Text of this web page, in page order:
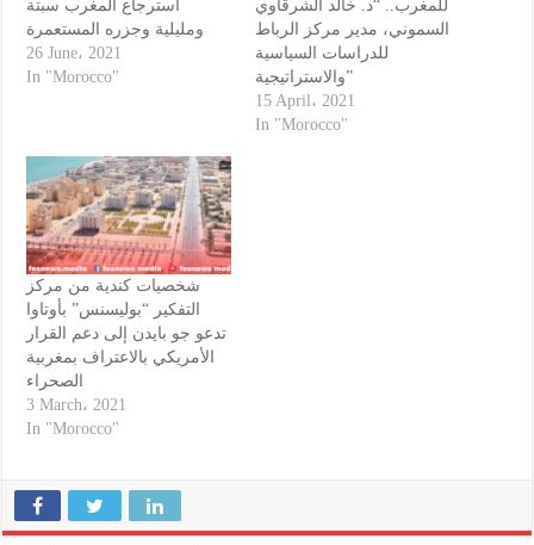
استرجاع المغرب سبتة
ومليلية وجزره المستعمرة
26 June، 2021
In "Morocco"
للمغرب.. “د. خالد الشرقاوي
السموني، مدير مركز الرباط
للدراسات السياسية
والاستراتيجية”
15 April، 2021
In "Morocco"
شخصيات كندية من مركز
التفكير “بوليسنس” بأوتاوا
تدعو جو بايدن إلى دعم القرار
الأمريكي بالاعتراف بمغربية
الصحراء
3 March، 2021
In "Morocco"